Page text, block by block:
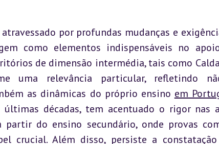
por profundas mudanças e
como elementos indispensáveis no
de dimensão intermédia, tais como
uma relevância particular, refletindo
as dinâmicas do próprio ensino em
décadas, tem acentuado o rigor nas
do ensino secundário, onde provas
crucial. Além disso, persiste a